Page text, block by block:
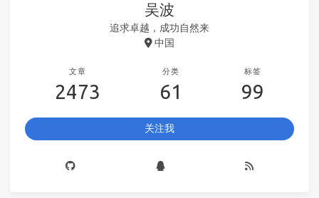
吴波
追求卓越，成功自然来
中国
文章
2473
分类
61
标签
99
关注我